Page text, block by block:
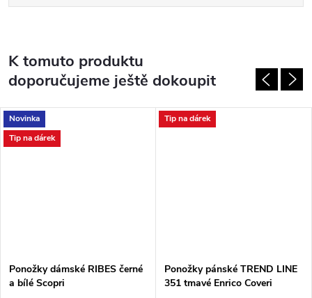
K tomuto produktu
doporučujeme ještě dokoupit
Novinka
Tip na dárek
Ponožky dámské RIBES černé
a bílé Scopri
Tip na dárek
Ponožky pánské TREND LINE
351 tmavé Enrico Coveri